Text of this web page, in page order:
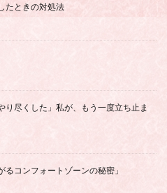
たときの対処法
尽くした」私が、もう一度立ち止ま
コンフォートゾーンの秘密」